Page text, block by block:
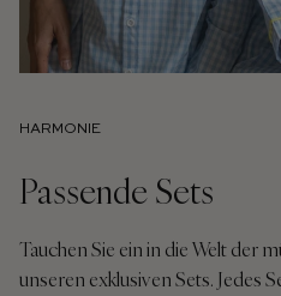
HARMONIE
Passende Sets
Tauchen Sie ein in die Welt der
unseren exklusiven Sets. Jedes